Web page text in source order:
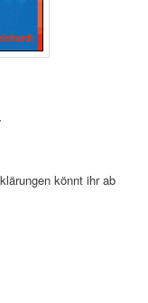
könnt ihr ab